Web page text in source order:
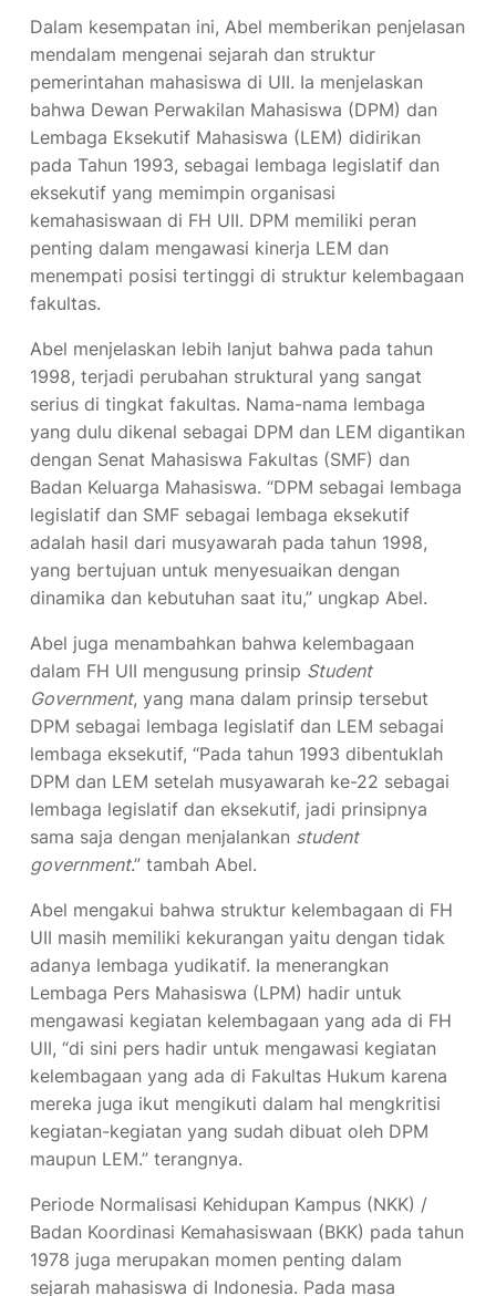
Dalam kesempatan ini, Abel memberikan penjelasan
mendalam mengenai sejarah dan struktur
pemerintahan mahasiswa di UII. Ia menjelaskan
bahwa Dewan Perwakilan Mahasiswa (DPM) dan
Lembaga Eksekutif Mahasiswa (LEM) didirikan
pada Tahun 1993, sebagai lembaga legislatif dan
eksekutif yang memimpin organisasi
kemahasiswaan di FH UII. DPM memiliki peran
penting dalam mengawasi kinerja LEM dan
menempati posisi tertinggi di struktur kelembagaan
fakultas.
Abel menjelaskan lebih lanjut bahwa pada tahun
1998, terjadi perubahan struktural yang sangat
serius di tingkat fakultas. Nama-nama lembaga
yang dulu dikenal sebagai DPM dan LEM digantikan
dengan Senat Mahasiswa Fakultas (SMF) dan
Badan Keluarga Mahasiswa. “DPM sebagai lembaga
legislatif dan SMF sebagai lembaga eksekutif
adalah hasil dari musyawarah pada tahun 1998,
yang bertujuan untuk menyesuaikan dengan
dinamika dan kebutuhan saat itu,” ungkap Abel.
Abel juga menambahkan bahwa kelembagaan
dalam FH UII mengusung prinsip Student
Government, yang mana dalam prinsip tersebut
DPM sebagai lembaga legislatif dan LEM sebagai
lembaga eksekutif, “Pada tahun 1993 dibentuklah
DPM dan LEM setelah musyawarah ke-22 sebagai
lembaga legislatif dan eksekutif, jadi prinsipnya
sama saja dengan menjalankan student
government.” tambah Abel.
Abel mengakui bahwa struktur kelembagaan di FH
UII masih memiliki kekurangan yaitu dengan tidak
adanya lembaga yudikatif. Ia menerangkan
Lembaga Pers Mahasiswa (LPM) hadir untuk
mengawasi kegiatan kelembagaan yang ada di FH
UII, “di sini pers hadir untuk mengawasi kegiatan
kelembagaan yang ada di Fakultas Hukum karena
mereka juga ikut mengikuti dalam hal mengkritisi
kegiatan-kegiatan yang sudah dibuat oleh DPM
maupun LEM.” terangnya.
Periode Normalisasi Kehidupan Kampus (NKK) /
Badan Koordinasi Kemahasiswaan (BKK) pada tahun
1978 juga merupakan momen penting dalam
sejarah mahasiswa di Indonesia. Pada masa